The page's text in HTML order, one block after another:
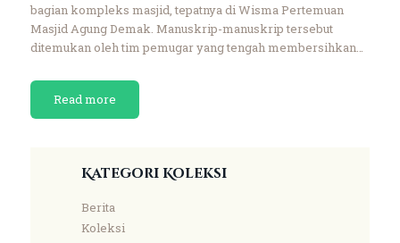
bagian kompleks masjid, tepatnya di Wisma Pertemuan
Masjid Agung Demak. Manuskrip-manuskrip tersebut
ditemukan oleh tim pemugar yang tengah membersihkan…
Read more
Kategori Koleksi
Berita
Koleksi